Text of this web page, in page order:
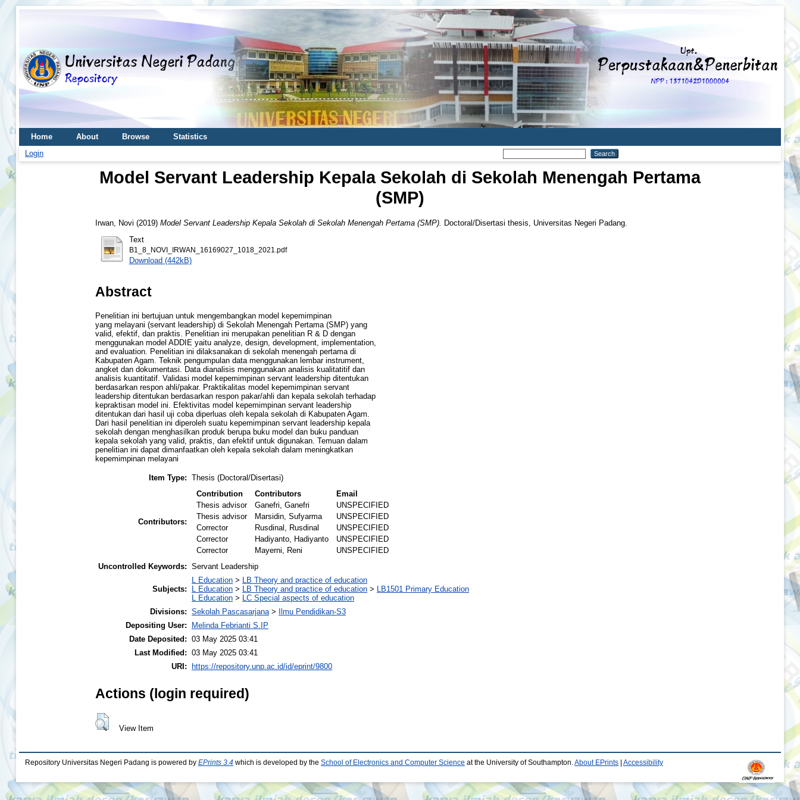
Home About Browse
Statistics
Login
Model Servant Leadership Kepala Sekolah di Sekolah Menengah Pertama
(SMP)
Irwan, Novi (2019) Model Servant Leadership Kepala Sekolah di Sekolah Menengah Pertama (SMP).
Doctoral/Disertasi thesis, Universitas Negeri Padang.
Text
B1_8_NOVI_IRWAN_16169027_1018_2021.pdf
Download (442kB)
Abstract
Penelitian ini bertujuan untuk mengembangkan model kepemimpinan
yang melayani (servant leadership) di Sekolah Menengah Pertama (SMP) yang
valid, efektif, dan praktis. Penelitian ini merupakan penelitian R & D dengan
menggunakan model ADDIE yaitu analyze, design, development, implementation,
and evaluation. Penelitian ini dilaksanakan di sekolah menengah pertama di
Kabupaten Agam. Teknik pengumpulan data menggunakan lembar instrument,
angket dan dokumentasi. Data dianalisis menggunakan analisis kualitatitif dan
analisis kuantitatif. Validasi model kepemimpinan servant leadership ditentukan
berdasarkan respon ahli/pakar. Praktikalitas model kepemimpinan servant
leadership ditentukan berdasarkan respon pakar/ahli dan kepala sekolah terhadap
kepraktisan model ini. Efektivitas model kepemimpinan servant leadership
ditentukan dari hasil uji coba diperluas oleh kepala sekolah di Kabupaten Agam.
Dari hasil penelitian ini diperoleh suatu kepemimpinan servant leadership kepala
sekolah dengan menghasilkan produk berupa buku model dan buku panduan
kepala sekolah yang valid, praktis, dan efektif untuk digunakan. Temuan dalam
penelitian ini dapat dimanfaatkan oleh kepala sekolah dalam meningkatkan
kepemimpinan melayani
Item Type: Thesis (Doctoral/Disertasi)
Contributors:
Contribution Contributors
Email
Thesis advisor
Ganefri, Ganefri
UNSPECIFIED
Thesis advisor
Marsidin, Sufyarma
UNSPECIFIED
Corrector
Rusdinal, Rusdinal
UNSPECIFIED
Corrector
Hadiyanto, Hadiyanto
UNSPECIFIED
Corrector
Mayerni, Reni
UNSPECIFIED
Uncontrolled Keywords: Servant Leadership
Subjects:
L Education > LB Theory and practice of education
L Education > LB Theory and practice of education > LB1501 Primary Education
L Education > LC Special aspects of education
Divisions: Sekolah Pascasarjana>
Ilmu Pendidikan-S3
Depositing User:
Melinda Febrianti S.IP
Date Deposited: 03 May 2025 03:41
Last Modified: 03 May 2025 03:41
URI:
https://repository.unp.ac.id/id/eprint/9800
Actions (login required)
View Item
Repository Universitas Negeri Padang is powered by EPrints 3.4 which is developed by the School of Electronics and Computer Science at the University of Southampton.About EPrints Accessibility